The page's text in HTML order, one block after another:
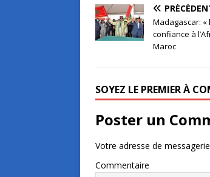
Madagascar: «
confiance à
Maroc
SOYEZ LE PREMIER À
Poster un
Votre adresse de
Commentaire